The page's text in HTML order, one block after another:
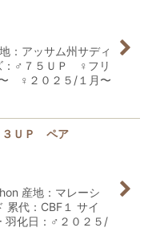
：アッサム州サディ
：♂７５ＵＰ ♀フリ
♀２０２５/１月〜
ＵＰ ペア
産地：マレーシ
累代：CBF１ サイ
化日：♂２０２５/